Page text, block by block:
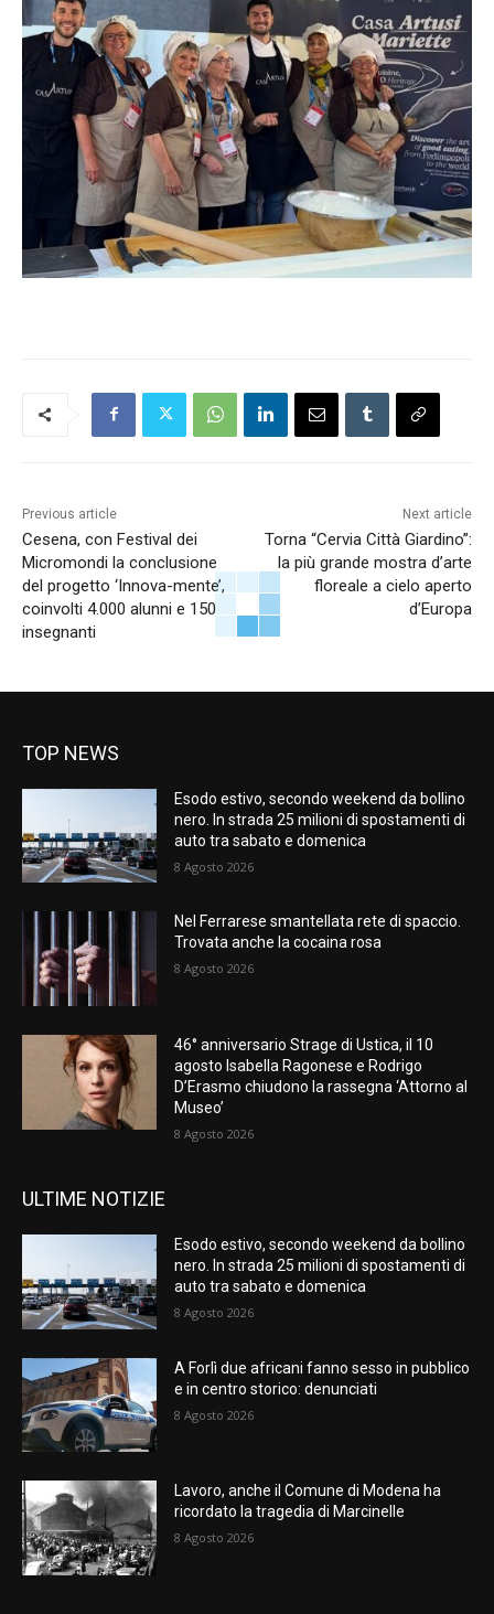
Previous article
Cesena, con Festival dei
Micromondi la conclusione
del progetto ‘Innova-mente’,
coinvolti 4.000 alunni e 150
insegnanti
Next article
Torna “Cervia Città Giardino”:
la più grande mostra d’arte
floreale a cielo aperto
d’Europa
TOP NEWS
Esodo estivo, secondo weekend da bollino
nero. In strada 25 milioni di spostamenti di
auto tra sabato e domenica
8 Agosto 2026
Nel Ferrarese smantellata rete di spaccio.
Trovata anche la cocaina rosa
8 Agosto 2026
46° anniversario Strage di Ustica, il 10
agosto Isabella Ragonese e Rodrigo
D’Erasmo chiudono la rassegna ‘Attorno al
Museo’
8 Agosto 2026
ULTIME NOTIZIE
Esodo estivo, secondo weekend da bollino
nero. In strada 25 milioni di spostamenti di
auto tra sabato e domenica
8 Agosto 2026
A Forlì due africani fanno sesso in pubblico
e in centro storico: denunciati
8 Agosto 2026
Lavoro, anche il Comune di Modena ha
ricordato la tragedia di Marcinelle
8 Agosto 2026